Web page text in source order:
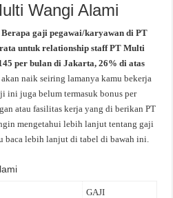
Wangi Alami
Berapa gaji pegawai/karyawan di PT
untuk relationship staff PT Multi
per bulan di Jakarta, 26% di atas
naik seiring lamanya kamu bekerja
ini juga belum termasuk bonus per
atau fasilitas kerja yang di berikan PT
mengetahui lebih lanjut tentang gaji
baca lebih lanjut di tabel di bawah ini.
GAJI